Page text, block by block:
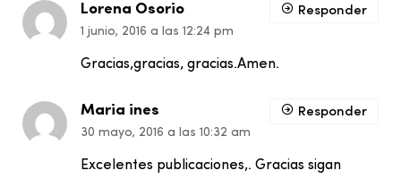
Lorena Osorio
1 junio, 2016 a las 12:24 pm
Gracias,gracias, gracias.Amen.
Responder
Maria ines
30 mayo, 2016 a las 10:32 am
Excelentes publicaciones,. Gracias sigan
Responder